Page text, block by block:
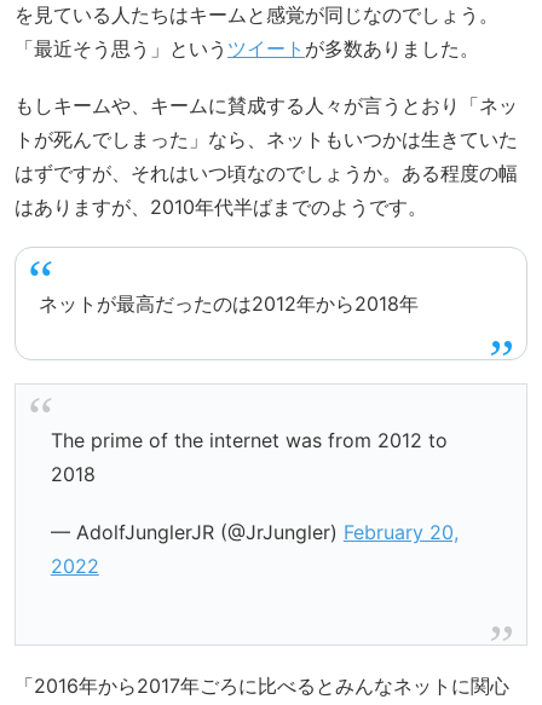
を見ている人たちはキームと感覚が同じなのでしょう。
「最近そう思う」という ツイート が多数ありました。
もしキームや、キームに賛成する人々が言うとおり「ネッ
トが死んでしまった」なら、ネットもいつかは生きていた
はずですが、それはいつ頃なのでしょうか。ある程度の幅
はありますが、2010年代半ばまでのようです。
ネットが最高だったのは2012年から2018年
The prime of the internet was from 2012 to
2018
— AdolfJunglerJR (@JrJungler) February 20,
2022
「2016年から2017年ごろに比べるとみんなネットに関心